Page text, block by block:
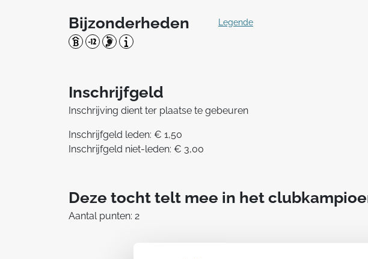
Bijzonderheden Legende
Inschrijfgeld
Inschrijving dient ter plaatse te gebeuren
Inschrijfgeld leden: € 1,50
Inschrijfgeld niet-leden: € 3,00
Deze tocht telt mee in het
Aantal punten: 2